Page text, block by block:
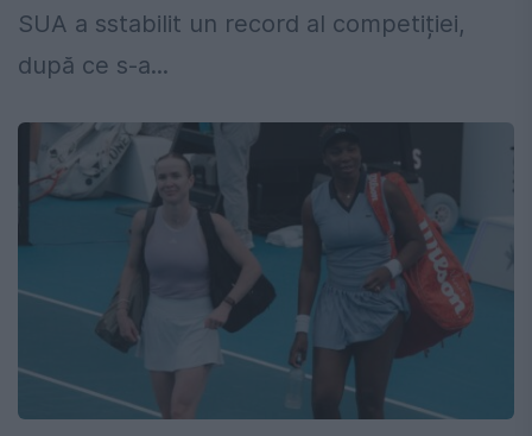
SUA a sstabilit un record al competiției,
după ce s-a...